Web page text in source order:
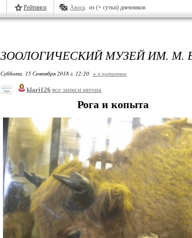
Рейтинги Авось из (+ сутки) дневников
ЗООЛОГИЧЕСКИЙ МУЗЕЙ ИМ. М.
Суббота, 15 Сентября 2018 г. 12:20 + в цитатник
klari126 все записи автора
Рога и копыта